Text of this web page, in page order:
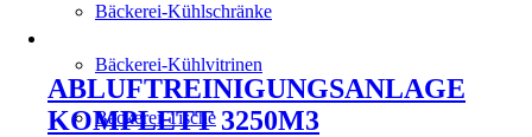
Bäckerei-Kühlschränke
Bäckerei-Kühlvitrinen
Bäckerei-Tische
ABLUFTREINIGUNGSANLAGE
KOMPLETT 3250M3